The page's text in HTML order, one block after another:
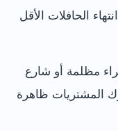
الحافلات الأقل
مظلمة أو شارع
المشتريات ظاهرة